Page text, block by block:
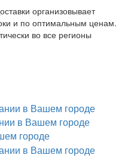
организовывает
и по оптимальным ценам.
во все регионы